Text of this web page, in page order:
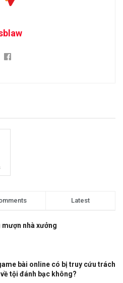
Latest
mượn nhà xưởng
bài online có bị truy cứu trách
tội đánh bạc không?